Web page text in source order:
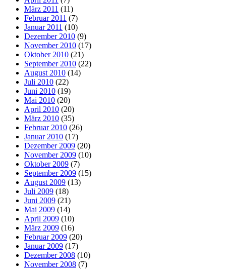
März 2011 (11)
Februar 2011 (7)
Januar 2011 (10)
Dezember 2010 (9)
November 2010 (17)
Oktober 2010 (21)
September 2010 (22)
August 2010 (14)
Juli 2010 (22)
Juni 2010 (19)
Mai 2010 (20)
April 2010 (20)
März 2010 (35)
Februar 2010 (26)
Januar 2010 (17)
Dezember 2009 (20)
November 2009 (10)
Oktober 2009 (7)
September 2009 (15)
August 2009 (13)
Juli 2009 (18)
Juni 2009 (21)
Mai 2009 (14)
April 2009 (10)
März 2009 (16)
Februar 2009 (20)
Januar 2009 (17)
Dezember 2008 (10)
November 2008 (7)